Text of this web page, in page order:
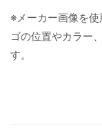
※メーカー画像を
ゴの位置やカラー
す。